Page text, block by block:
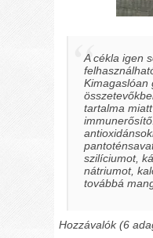
A cékla igen
Kimagaslóan
tartalma
szilíciumot,
nátriumot,
továbbá
Hozzávalók (6